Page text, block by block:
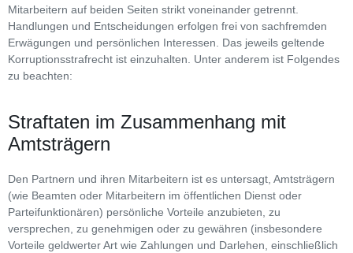
Mitarbeitern auf beiden Seiten strikt voneinander getrennt.
Handlungen und Entscheidungen erfolgen frei von sachfremden
Erwägungen und persönlichen Interessen. Das jeweils geltende
Korruptionsstrafrecht ist einzuhalten. Unter anderem ist Folgendes
zu beachten:
Straftaten im Zusammenhang mit
Amtsträgern
Den Partnern und ihren Mitarbeitern ist es untersagt, Amtsträgern
(wie Beamten oder Mitarbeitern im öffentlichen Dienst oder
Parteifunktionären) persönliche Vorteile anzubieten, zu
versprechen, zu genehmigen oder zu gewähren (insbesondere
Vorteile geldwerter Art wie Zahlungen und Darlehen, einschließlich